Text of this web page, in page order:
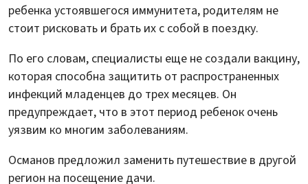
ребенка устоявшегося иммунитета, родителям не
стоит рисковать и брать их с собой в поездку.
По его словам, специалисты еще не создали вакцину,
которая способна защитить от распространенных
инфекций младенцев до трех месяцев. Он
предупреждает, что в этот период ребенок очень
уязвим ко многим заболеваниям.
Османов предложил заменить путешествие в другой
регион на посещение дачи.